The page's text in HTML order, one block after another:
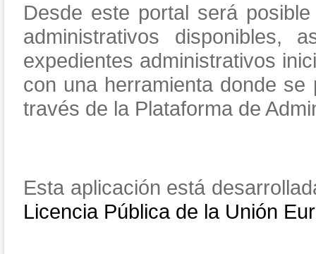
Desde este portal será
administrativos
expedientes administrativos
con una herramienta donde
través de la Plataforma de
Esta aplicación está
Licencia Pública de la Unión